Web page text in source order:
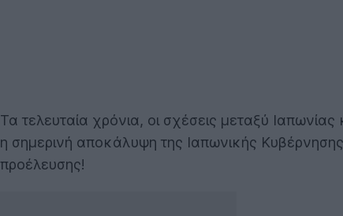
Τα τελευταία χρόνια, οι σχέσεις μεταξύ
η σημερινή αποκάλυψη της Ιαπωνικής
προέλευσης!